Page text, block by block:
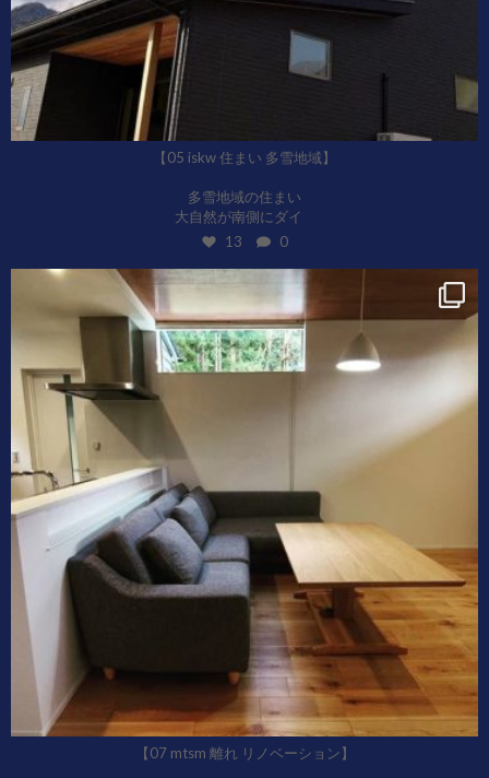
【05 iskw 住まい 多雪地域】
多雪地域の住まい
大自然が南側にダイ
13 0
【07 mtsm 離れ リノベーション】